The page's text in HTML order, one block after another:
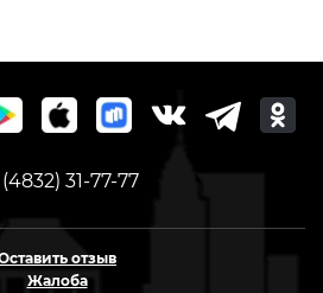
(4832) 31-77-77
отзыв
Жалоба